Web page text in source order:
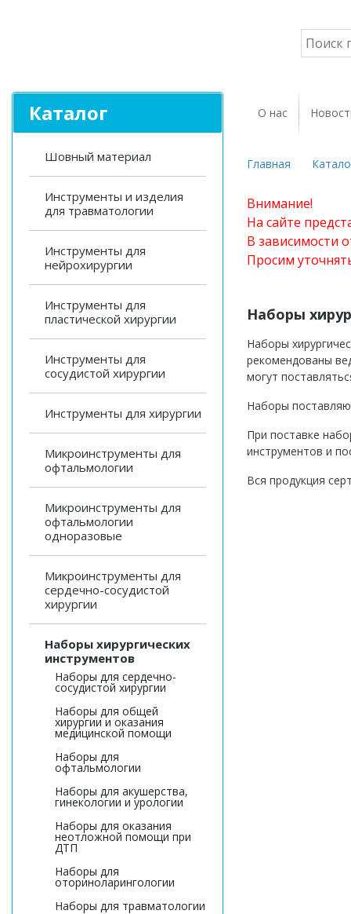
Каталог
Шовный материал
Инструменты и изделия
для травматологии
Инструменты для
нейрохирургии
Инструменты для
пластической хирургии
Инструменты для
сосудистой хирургии
Инструменты для хирургии
Микроинструменты для
офтальмологии
Микроинструменты для
офтальмологии
одноразовые
Микроинструменты для
сердечно-сосудистой
хирургии
Наборы хирургических
инструментов
Наборы для сердечно-
сосудистой хирургии
Наборы для общей
хирургии и оказания
медицинской помощи
Наборы для
офтальмологии
Наборы для акушерства,
гинекологии и урологии
Наборы для оказания
неотложной помощи при
ДТП
Наборы для
оториноларингологии
Наборы для травматологии
О нас
Главная
Внимание!
На сайте
В зависимости
Просим
Наборы
Наборы
рекомендованы
могут
Наборы
При поставке
инструментов и
Вся продукция